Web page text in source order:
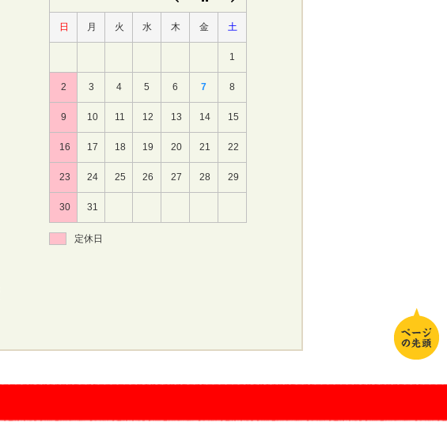
日 月 火 水 木 金 土
1
2 3 4 5 6 7 8
9 10 11 12 13 14 15
16 17 18 19 20 21 22
23 24 25 26 27 28 29
30 31
定休日